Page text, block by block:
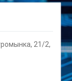
21/2,